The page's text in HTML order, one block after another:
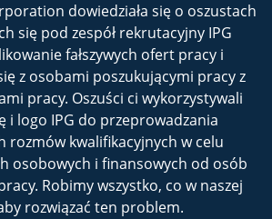
dowiedziała się o oszustach
się pod zespół rekrutacyjny IPG
fałszywych ofert pracy i
z osobami poszukującymi pracy z
pracy. Oszuści ci wykorzystywali
i logo IPG do przeprowadzania
rozmów kwalifikacyjnych w celu
osobowych i finansowych od osób
Robimy wszystko, co w naszej
rozwiązać ten problem.